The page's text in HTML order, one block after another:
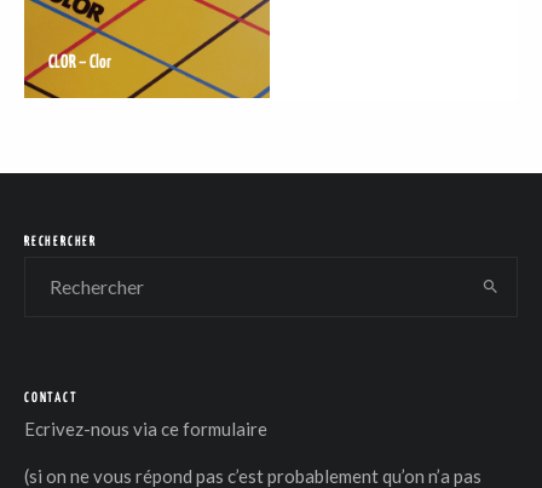
CLOR – Clor
RECHERCHER
CONTACT
Ecrivez-nous via ce formulaire
(si on ne vous répond pas c’est probablement qu’on n’a pas